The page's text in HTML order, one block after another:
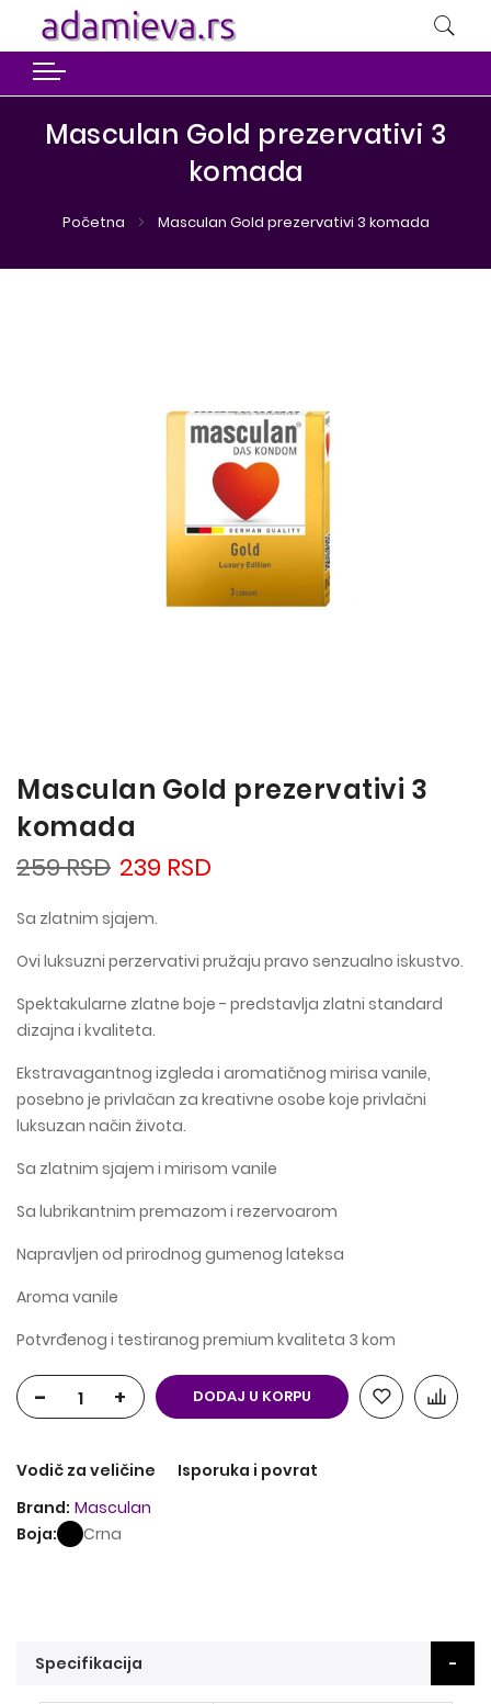
Masculan Gold prezervativi 3
komada
Početna Masculan Gold prezervativi 3 komada
Masculan Gold prezervativi 3
komada
239 RSD
259 RSD
Sa zlatnim sjajem.
Ovi luksuzni perzervativi pružaju pravo senzualno iskustvo.
Spektakularne zlatne boje - predstavlja zlatni standard
dizajna i kvaliteta.
Ekstravagantnog izgleda i aromatičnog mirisa vanile,
posebno je privlačan za kreativne osobe koje privlačni
luksuzan način života.
Sa zlatnim sjajem i mirisom vanile
Sa lubrikantnim premazom i rezervoarom
Napravljen od prirodnog gumenog lateksa
Aroma vanile
Potvrđenog i testiranog premium kvaliteta 3 kom
- + DODAJ U KORPU
Vodič za veličine
Isporuka i povrat
Brand Masculan
Boja
Crna
Specifikacija